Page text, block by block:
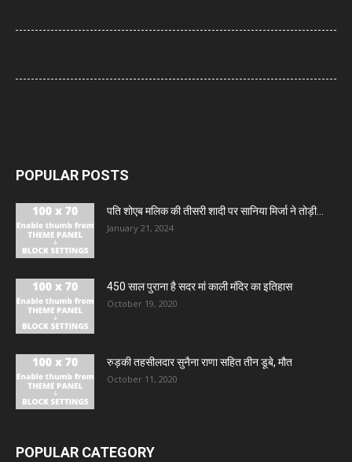
POPULAR POSTS
पति शोएब मलिक की तीसरी शादी पर सानिया मिर्जा ने तोड़ी...
January 21, 2024
450 साल पुराना है सदर मां काली मंदिर का इतिहास
October 19, 2020
रुड़की तहसीलदार सुनैना राणा सहित तीन डूबे, मौत
October 11, 2020
POPULAR CATEGORY